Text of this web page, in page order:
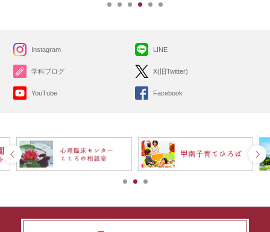
Instagram
学科ブログ
YouTube
LINE
X(旧Twitter)
Facebook